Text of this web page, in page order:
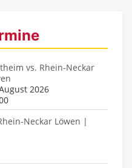
vs. Rhein-Neckar
2026
Neckar Löwen |